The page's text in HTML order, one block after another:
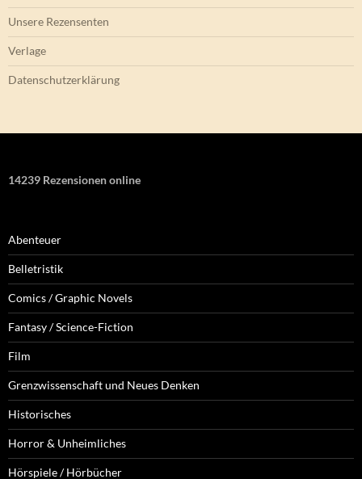
Unsere Rezensenten
Verlage
Datenschutzerklärung
14239 Rezensionen online
Abenteuer
Belletristik
Comics / Graphic Novels
Fantasy / Science-Fiction
Film
Grenzwissenschaft und Neues Denken
Historisches
Horror & Unheimliches
Hörspiele / Hörbücher